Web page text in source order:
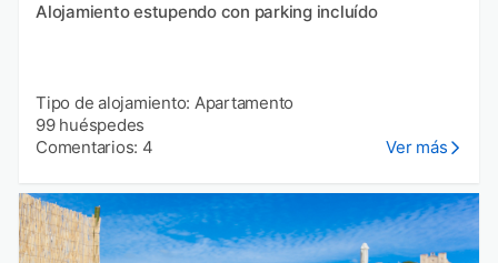
Alojamiento estupendo con parking incluído
Tipo de alojamiento: Apartamento
99 huéspedes
Comentarios: 4
Ver más